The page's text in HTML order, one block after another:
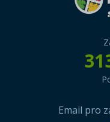
Email pro